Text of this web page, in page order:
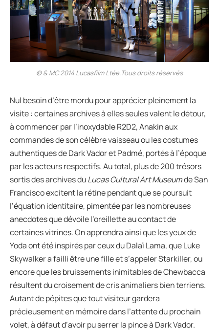
© & MC 2014 Lucasfilm Ltée.Tous droits réservés
Nul besoin d’être mordu pour apprécier pleinement la
visite : certaines archives à elles seules valent le détour,
à commencer par l’inoxydable R2D2, Anakin aux
commandes de son célèbre vaisseau ou les costumes
authentiques de Dark Vador et Padmé, portés à l’époque
par les acteurs respectifs. Au total, plus de 200 trésors
sortis des archives duLucas Cultural Art Museumde San
Francisco excitent la rétine pendant que se poursuit
l’équation identitaire, pimentée par les nombreuses
anecdotes que dévoile l’oreillette au contact de
certaines vitrines. On apprendra ainsi que les yeux de
Yoda ont été inspirés par ceux du Dalaï Lama, que Luke
Skywalker a failli être une fille et s’appeler Starkiller, ou
encore que les bruissements inimitables de Chewbacca
résultent du croisement de cris animaliers bien terriens.
Autant de pépites que tout visiteur gardera
précieusement en mémoire dans l’attente du prochain
volet, à défaut d’avoir pu serrer la pince à Dark Vador.